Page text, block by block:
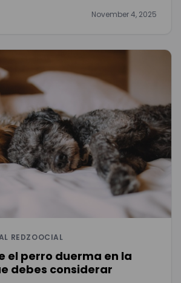
November 4, 2025
REDZOOCIAL
el perro duerma en la
debes considerar